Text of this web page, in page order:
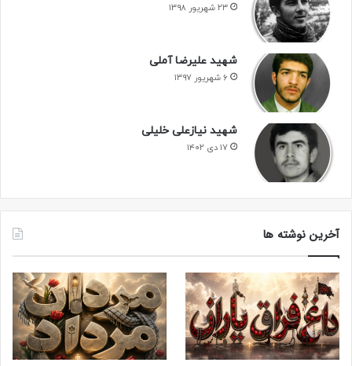
۲۳ شهریور ۱۳۹۸
شهید علیرضا آملی
۶ شهریور ۱۳۹۷
شهید نیازعلی خلیلی
۱۷ دی ۱۴۰۲
آخرین نوشته ها